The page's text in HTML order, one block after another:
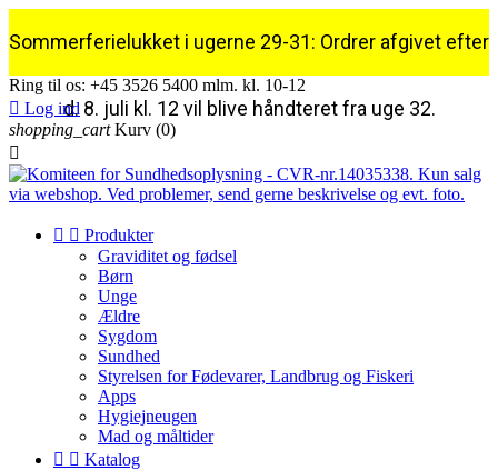
Sommerferielukket i ugerne 29-31: Ordrer afgivet efter
d. 8. juli kl. 12 vil blive håndteret fra uge 32.
Ring til os: +45 3526 5400 mlm. kl. 10-12
 Log ind
shopping_cart Kurv (0)

  Produkter
Graviditet og fødsel
Børn
Unge
Ældre
Sygdom
Sundhed
Styrelsen for Fødevarer, Landbrug og Fiskeri
Apps
Hygiejneugen
Mad og måltider
  Katalog